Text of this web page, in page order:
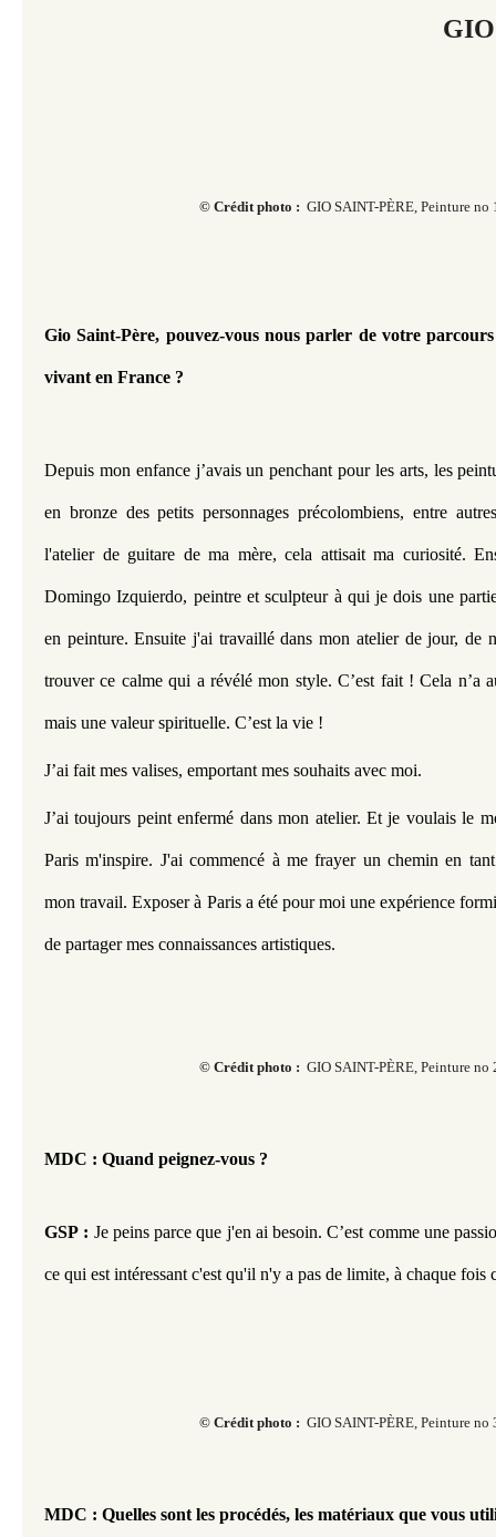
© Crédit photo : GIO SAINT-PÈRE, Peinture no
Gio Saint-Père, pouvez-vous nous parler de votre
vivant en France ?
Depuis mon enfance j’avais un penchant pour les arts, les
en bronze des petits personnages précolombiens, entre
l'atelier de guitare de ma mère, cela attisait ma curiosité.
Domingo Izquierdo, peintre et sculpteur à qui je dois une
en peinture. Ensuite j'ai travaillé dans mon atelier de jour, de
trouver ce calme qui a révélé mon style. C’est fait ! Cela n’a
mais une valeur spirituelle. C’est la vie !
J’ai fait mes valises, emportant mes souhaits avec moi.
J’ai toujours peint enfermé dans mon atelier. Et je voulais le
Paris m'inspire. J'ai commencé à me frayer un chemin en
mon travail. Exposer à Paris a été pour moi une expérience
de partager mes connaissances artistiques.
© Crédit photo : GIO SAINT-PÈRE, Peinture no
MDC : Quand peignez-vous ?
GSP : Je peins parce que j'en ai besoin. C’est comme une
ce qui est intéressant c'est qu'il n'y a pas de limite, à chaque fois
© Crédit photo : GIO SAINT-PÈRE, Peinture no
MDC : Quelles sont les procédés, les matériaux que vous